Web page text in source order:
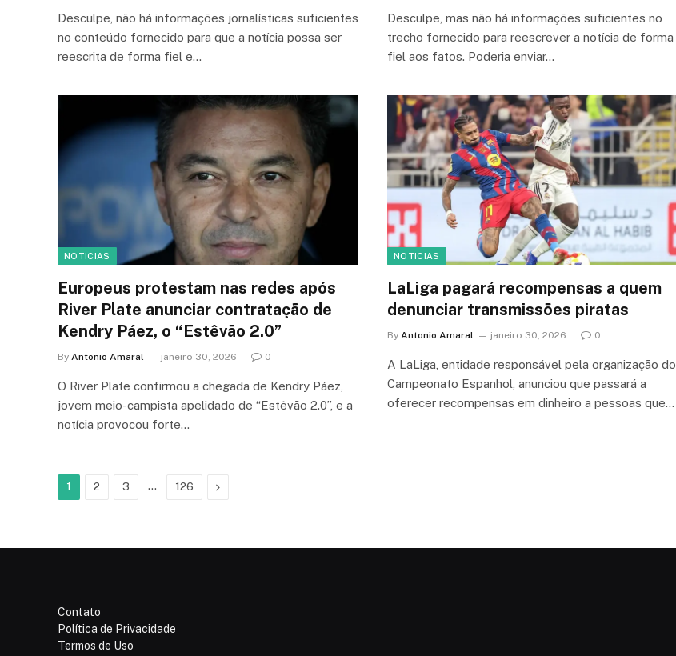
Desculpe, não há informações jornalísticas suficientes
no conteúdo fornecido para que a notícia possa ser
reescrita de forma fiel e…
Desculpe, mas não há informações suficientes no
trecho fornecido para reescrever a notícia de forma
fiel aos fatos. Poderia enviar…
NOTICIAS
Europeus protestam nas redes após
River Plate anunciar contratação de
Kendry Páez, o “Estêvão 2.0”
By Antonio Amaral janeiro 30, 2026 0
O River Plate confirmou a chegada de Kendry Páez,
jovem meio-campista apelidado de “Estêvão 2.0”, e a
notícia provocou forte…
NOTICIAS
LaLiga pagará recompensas a quem
denunciar transmissões piratas
By Antonio Amaral janeiro 30, 2026 0
A LaLiga, entidade responsável pela organização do
Campeonato Espanhol, anunciou que passará a
oferecer recompensas em dinheiro a pessoas que…
1 2 3 … 126 Next
Contato
Política de Privacidade
Termos de Uso